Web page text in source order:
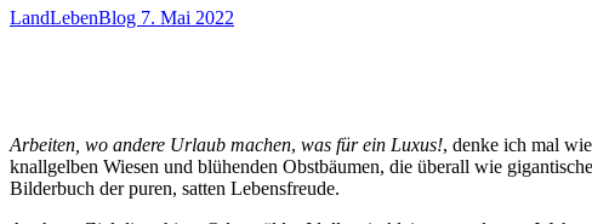
LandLebenBlog 7. Mai 2022
Arbeiten, wo andere Urlaub machen, was für ein Luxus!, denke ich mal
knallgelben Wiesen und blühenden Obstbäumen, die überall wie
Bilderbuch der puren, satten Lebensfreude.